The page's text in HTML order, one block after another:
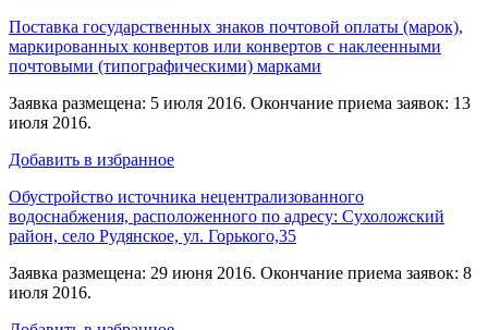
Поставка государственных знаков почтовой оплаты (марок),
маркированных конвертов или конвертов с наклеенными
почтовыми (типографическими) марками
Заявка размещена: 5 июля 2016. Окончание приема заявок: 13
июля 2016.
Добавить в избранное
Обустройство источника нецентрализованного
водоснабжения, расположенного по адресу: Сухоложский
район, село Рудянское, ул. Горького,35
Заявка размещена: 29 июня 2016. Окончание приема заявок: 8
июля 2016.